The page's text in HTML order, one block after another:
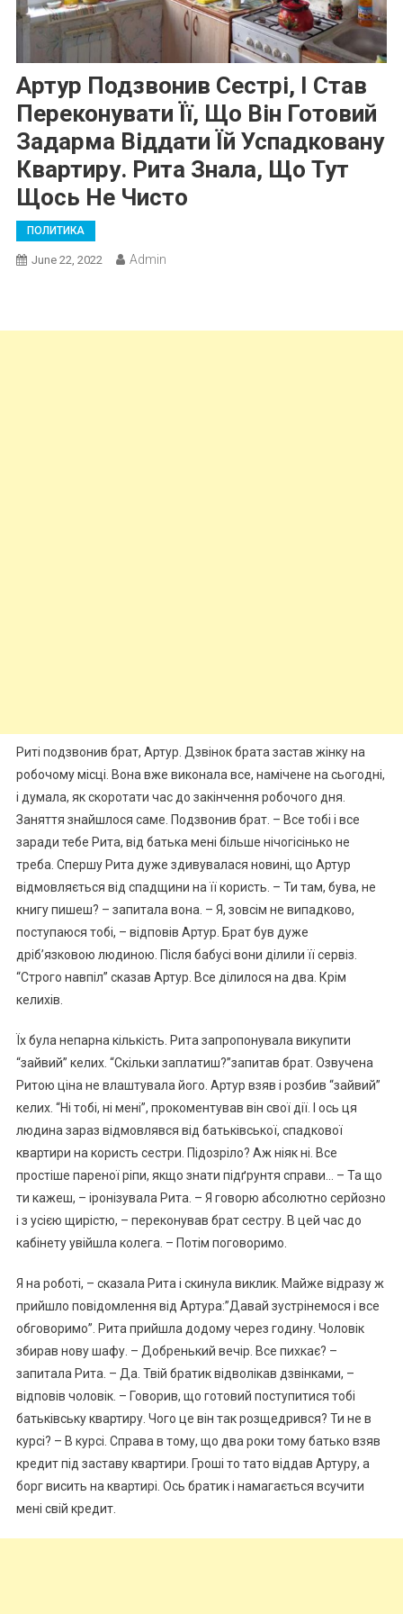
Артур Подзвонив Сестрі, І Став
Переконувати Її, Що Він Готовий
Задарма Віддати Їй Успадковану
Квартиру. Рита Знала, Що Тут
Щось Не Чисто
ПОЛИТИКА
June 22, 2022 Admin
Риті подзвонив брат, Артур. Дзвінок брата застав жінку на
робочому місці. Вона вже виконала все, намічене на сьогодні,
і думала, як скоротати час до закінчення робочого дня.
Заняття знайшлося саме. Подзвонив брат. – Все тобі і все
заради тебе Рита, від батька мені більше нічогісінько не
треба. Спершу Рита дуже здивувалася новині, що Артур
відмовляється від спадщини на її користь. – Ти там, бува, не
книгу пишеш? – запитала вона. – Я, зовсім не випадково,
поступаюся тобі, – відповів Артур. Брат був дуже
дріб’язковою людиною. Після бабусі вони ділили її сервіз.
“Строго навпіл” сказав Артур. Все ділилося на два. Крім
келихів.
Їх була непарна кількість. Рита запропонувала викупити
“зайвий” келих. “Скільки заплатиш?”запитав брат. Озвучена
Ритою ціна не влаштувала його. Артур взяв і розбив “зайвий”
келих. “Ні тобі, ні мені”, прокоментував він свої дії. І ось ця
людина зараз відмовлявся від батьківської, спадкової
квартири на користь сестри. Підозріло? Аж ніяк ні. Все
простіше пареної ріпи, якщо знати підґрунтя справи… – Та що
ти кажеш, – іронізувала Рита. – Я говорю абсолютно серйозно
і з усією щирістю, – переконував брат сестру. В цей час до
кабінету увійшла колега. – Потім поговоримо.
Я на роботі, – сказала Рита і скинула виклик. Майже відразу ж
прийшло повідомлення від Артура:”Давай зустрінемося і все
обговоримо”. Рита прийшла додому через годину. Чоловік
збирав нову шафу. – Добренький вечір. Все пихкає? –
запитала Рита. – Да. Твій братик відволікав дзвінками, –
відповів чоловік. – Говорив, що готовий поступитися тобі
батьківську квартиру. Чого це він так розщедрився? Ти не в
курсі? – В курсі. Справа в тому, що два роки тому батько взяв
кредит під заставу квартири. Гроші то тато віддав Артуру, а
борг висить на квартирі. Ось братик і намагається всучити
мені свій кредит.